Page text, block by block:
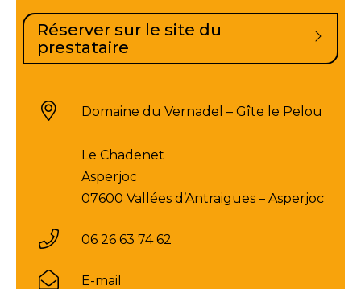
Réserver sur le site du
prestataire
Domaine du Vernadel – Gîte le Pelou
Le Chadenet
Asperjoc
07600 Vallées d’Antraigues – Asperjoc
06 26 63 74 62
E-mail